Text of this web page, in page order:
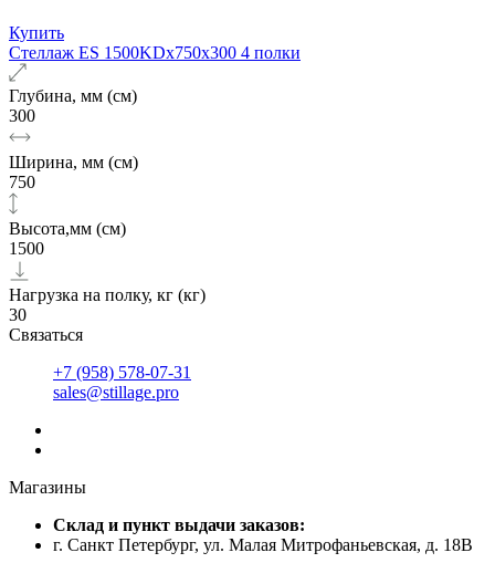
Купить
Стеллаж ES 1500KDх750x300 4 полки
Глубина, мм (см)
300
Ширина, мм (см)
750
Высота,мм (см)
1500
Нагрузка на полку, кг (кг)
30
Связаться
+7 (958) 578-07-31
sales@stillage.pro
Магазины
Cклад и пункт выдачи заказов:
г. Санкт Петербург, ул. Малая Митрофаньевская, д. 18В